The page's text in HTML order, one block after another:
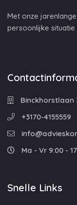
Met onze
persoonlijke situatie
Binckhorstlaan
+3170-4155559
Ma - Vr 9:00 -
Snelle Links